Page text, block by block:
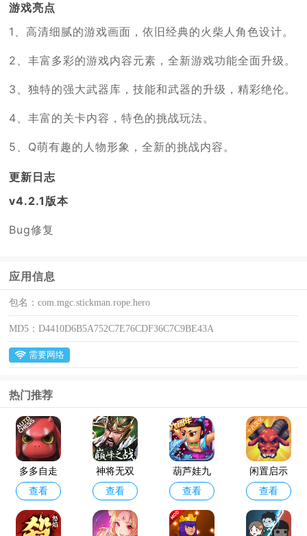
游戏亮点
1、高清细腻的游戏画面，依旧经典的火柴人角色设计。
2、丰富多彩的游戏内容元素，全新游戏功能全面升级。
3、独特的强大武器库，技能和武器的升级，精彩绝伦。
4、丰富的关卡内容，特色的挑战玩法。
5、Q萌有趣的人物形象，全新的挑战内容。
更新日志
v4.2.1版本
Bug修复
应用信息
包名：com.mgc.stickman.rope.hero
MD5：D4410D6B5A752C7E76CDF36C7C9BE43A
需要网络
热门推荐
多多自走
棋官方版
查看
神将无双
最新版
查看
葫芦娃九
游版
查看
闲置启示
录手游
查看